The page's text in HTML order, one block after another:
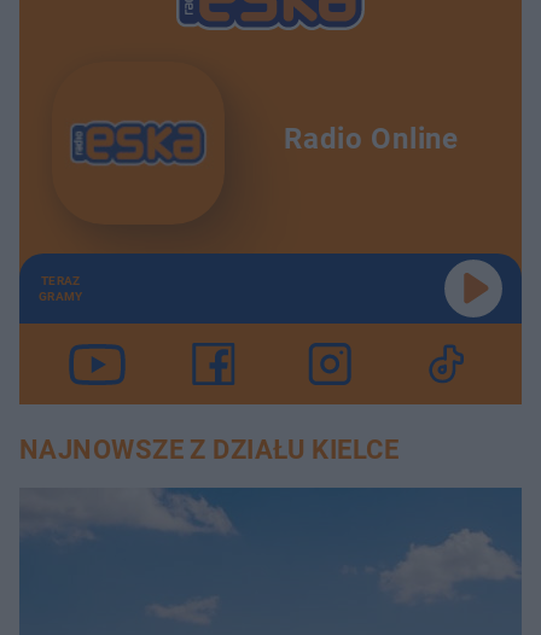
Radio Online
TERAZ
GRAMY
NAJNOWSZE Z DZIAŁU KIELCE